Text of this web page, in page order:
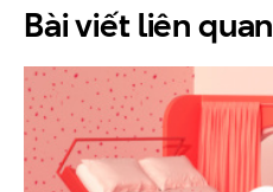
Bài viết liên quan